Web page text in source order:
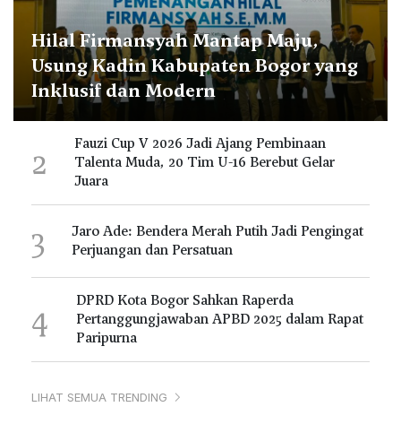
Hilal Firmansyah Mantap Maju,
Usung Kadin Kabupaten Bogor yang
Inklusif dan Modern
2
Fauzi Cup V 2026 Jadi Ajang Pembinaan
Talenta Muda, 20 Tim U-16 Berebut Gelar
Juara
3
Jaro Ade: Bendera Merah Putih Jadi Pengingat
Perjuangan dan Persatuan
4
DPRD Kota Bogor Sahkan Raperda
Pertanggungjawaban APBD 2025 dalam Rapat
Paripurna
LIHAT SEMUA TRENDING